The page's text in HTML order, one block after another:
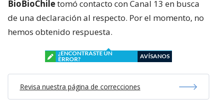
BioBioChiletomó contacto con Canal 13 en busca
de una declaración al respecto. Por el momento, no
hemos obtenido respuesta.
¿ENCONTRASTE UN
ERROR?
AVÍSANOS
Revisa nuestra página de correcciones